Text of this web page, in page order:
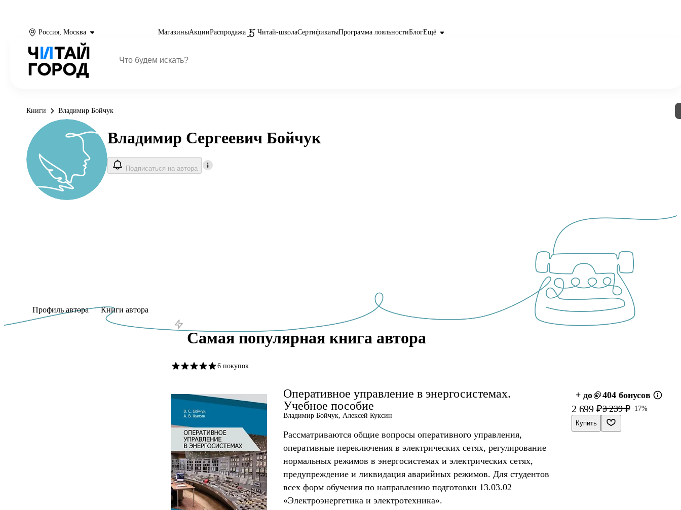
Россия, Москва МагазиныАкцииРаспродажа Читай-школаСертификатыПрограмма лояльностиБлогЕщё
Книги Владимир Бойчук
Владимир Сергеевич Бойчук
Подписаться на автора
Профиль автора Книги автора
Самая популярная книга автора
6 покупок
Оперативное управление в энергосистемах.
Учебное пособие
Владимир Бойчук, Алексей Куксин
+ до 404 бонусов
2 699 ₽3 239 ₽ -17%
Купить
Рассматриваются общие вопросы оперативного управления,
оперативные переключения в электрических сетях, регулирование
нормальных режимов в энергосистемах и электрических сетях,
предупреждение и ликвидация аварийных режимов. Для студентов
всех форм обучения по направлению подготовки 13.03.02
«Электроэнергетика и электротехника».